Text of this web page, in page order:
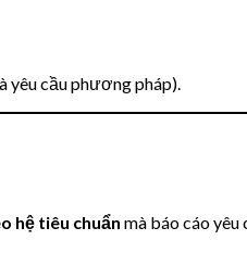
yêu cầu phương pháp).
hệ tiêu chuẩn mà báo cáo